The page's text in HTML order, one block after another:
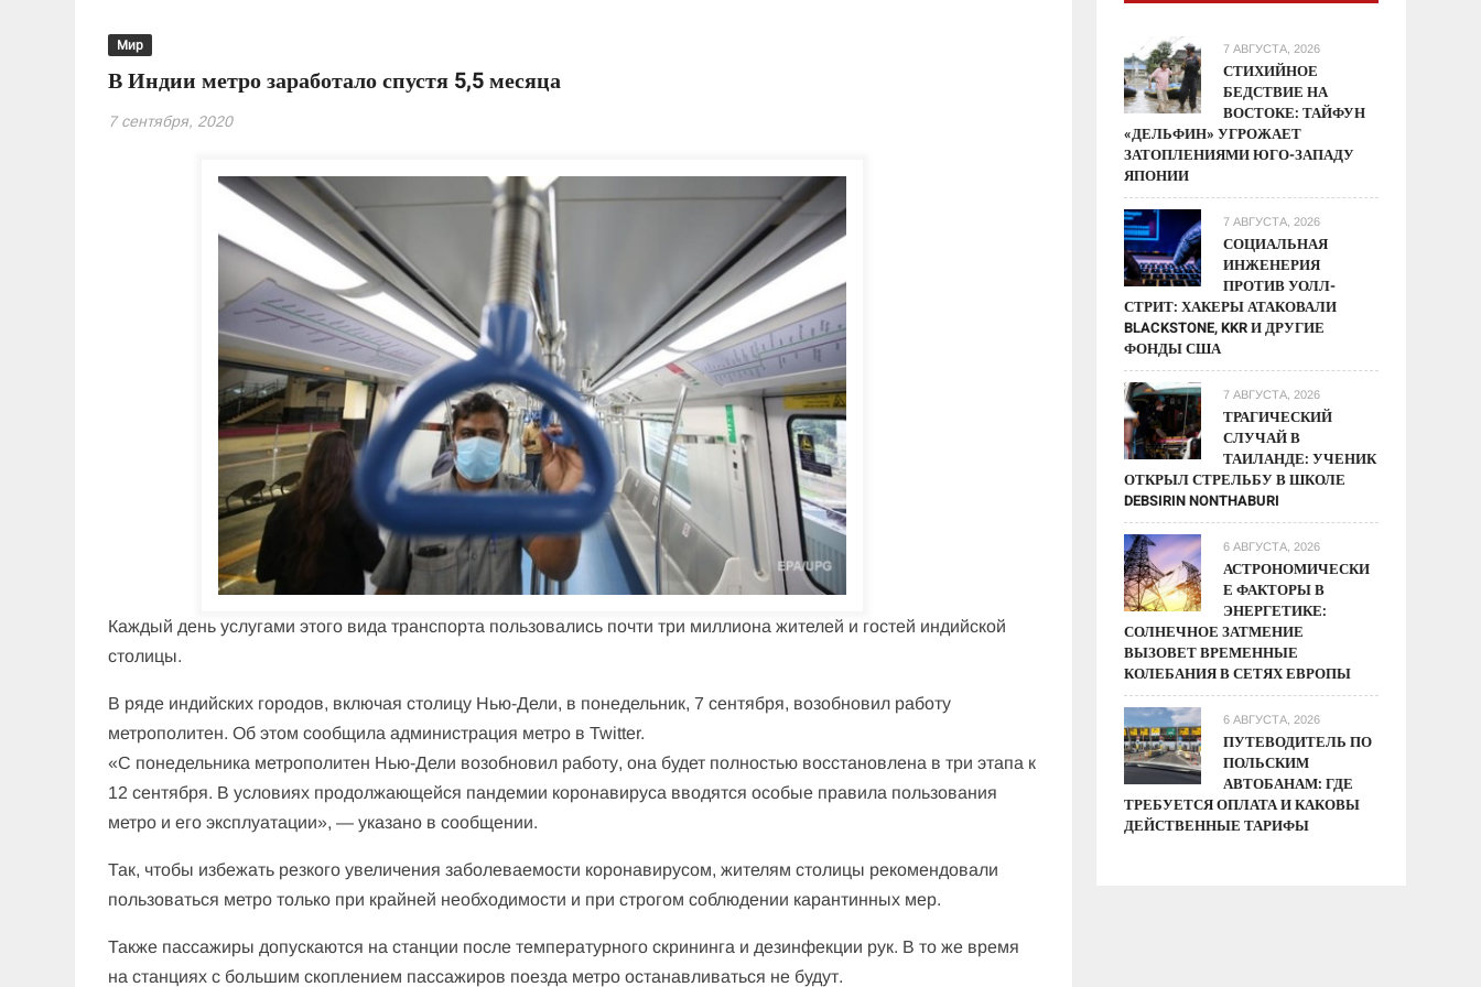
Мир
В Индии метро заработало спустя 5,5 месяца
7 сентября, 2020
Каждый день услугами этого вида транспорта пользовались почти три миллиона жителей и гостей индийской
столицы.
В ряде индийских городов, включая столицу Нью-Дели, в понедельник, 7 сентября, возобновил работу
метрополитен. Об этом сообщила администрация метро в Twitter.
«С понедельника метрополитен Нью-Дели возобновил работу, она будет полностью восстановлена в три этапа к
12 сентября. В условиях продолжающейся пандемии коронавируса вводятся особые правила пользования
метро и его эксплуатации», — указано в сообщении.
Так, чтобы избежать резкого увеличения заболеваемости коронавирусом, жителям столицы рекомендовали
пользоваться метро только при крайней необходимости и при строгом соблюдении карантинных мер.
Также пассажиры допускаются на станции после температурного скрининга и дезинфекции рук. В то же время
на станциях с большим скоплением пассажиров поезда метро останавливаться не будут.
7 АВГУСТА, 2026
СТИХИЙНОЕ
БЕДСТВИЕ НА
ВОСТОКЕ: ТАЙФУН
«ДЕЛЬФИН» УГРОЖАЕТ
ЗАТОПЛЕНИЯМИ ЮГО-ЗАПАДУ
ЯПОНИИ
7 АВГУСТА, 2026
СОЦИАЛЬНАЯ
ИНЖЕНЕРИЯ
ПРОТИВ УОЛЛ-
СТРИТ: ХАКЕРЫ АТАКОВАЛИ
BLACKSTONE, KKR И ДРУГИЕ
ФОНДЫ США
7 АВГУСТА, 2026
ТРАГИЧЕСКИЙ
СЛУЧАЙ В
ТАИЛАНДЕ: УЧЕНИК
ОТКРЫЛ СТРЕЛЬБУ В ШКОЛЕ
DEBSIRIN NONTHABURI
6 АВГУСТА, 2026
АСТРОНОМИЧЕСКИ
Е ФАКТОРЫ В
ЭНЕРГЕТИКЕ:
СОЛНЕЧНОЕ ЗАТМЕНИЕ
ВЫЗОВЕТ ВРЕМЕННЫЕ
КОЛЕБАНИЯ В СЕТЯХ ЕВРОПЫ
6 АВГУСТА, 2026
ПУТЕВОДИТЕЛЬ ПО
ПОЛЬСКИМ
АВТОБАНАМ: ГДЕ
ТРЕБУЕТСЯ ОПЛАТА И КАКОВЫ
ДЕЙСТВЕННЫЕ ТАРИФЫ